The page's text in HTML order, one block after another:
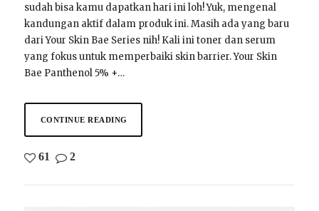
sudah bisa kamu dapatkan hari ini loh! Yuk, mengenal
kandungan aktif dalam produk ini. Masih ada yang baru
dari Your Skin Bae Series nih! Kali ini toner dan serum
yang fokus untuk memperbaiki skin barrier. Your Skin
Bae Panthenol 5% +…
CONTINUE READING
61 2